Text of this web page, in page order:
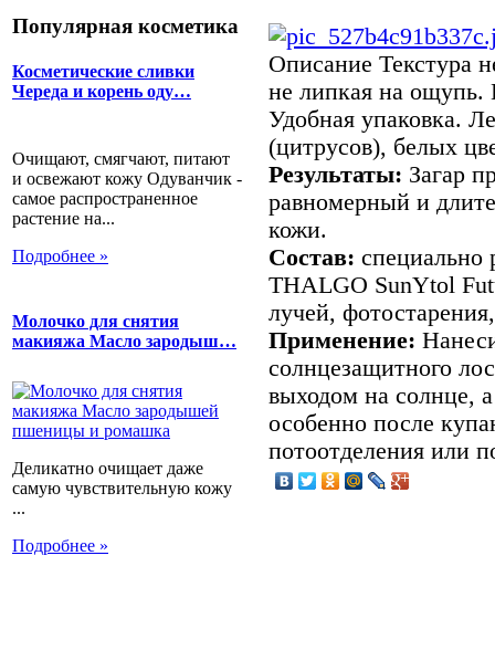
Популярная косметика
Косметические сливки
Череда и корень оду…
Очищают, смягчают, питают
и освежают кожу Одуванчик -
самое распространенное
растение на...
Подробнее »
Молочко для снятия
макияжа Масло зародыш…
Деликатно очищает даже
самую чувствительную кожу
...
Подробнее »
Описание Текстура
не липкая на ощупь.
Удобная упаковка.
(цитрусов), белых
Результаты: Загар
равномерный и
кожи.
Состав: специально
THALGO SunYtol
лучей,
Применение:
солнцезащитного
выходом на солнце,
особенно после
потоотделения или